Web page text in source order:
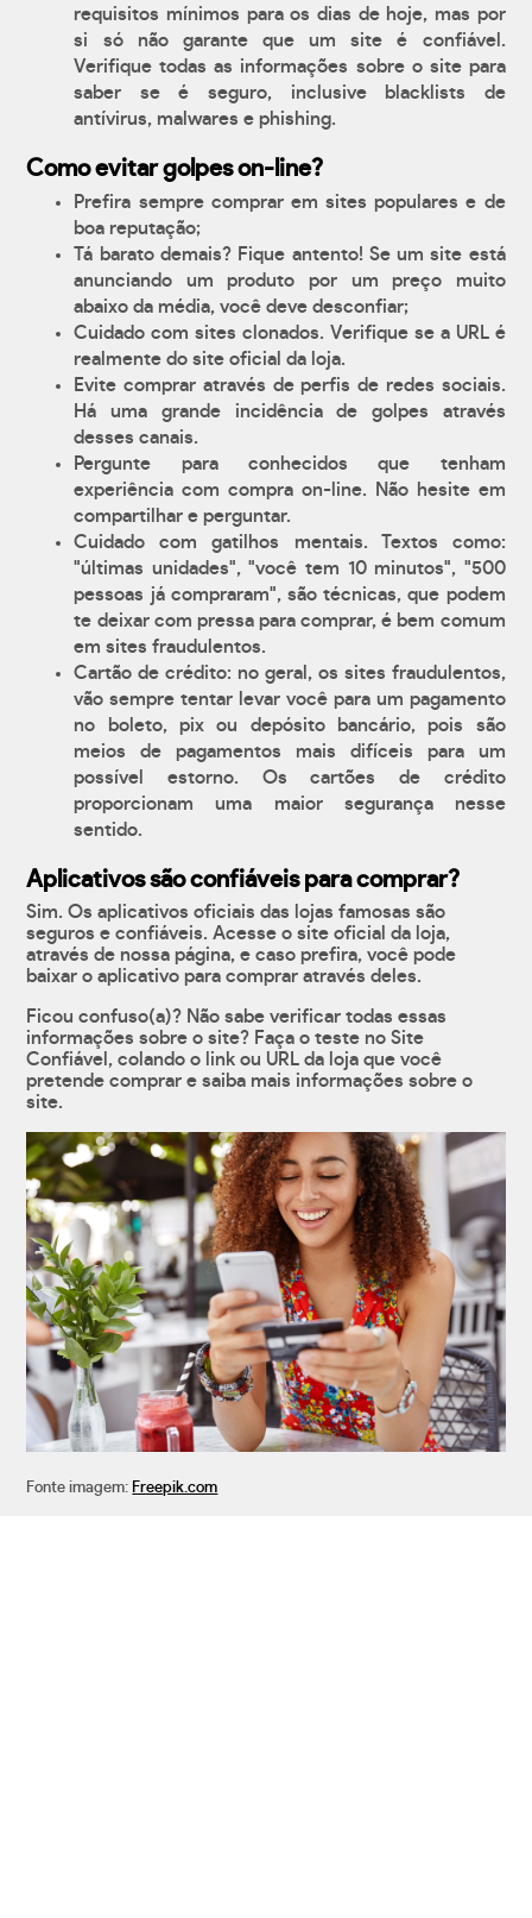
requisitos mínimos para os dias de hoje, mas por
si só não garante que um site é confiável.
Verifique todas as informações sobre o site para
saber se é seguro, inclusive blacklists de
antívirus, malwares e phishing.
Como evitar golpes on-line?
Prefira sempre comprar em sites populares e de
boa reputação;
Tá barato demais? Fique antento! Se um site está
anunciando um produto por um preço muito
abaixo da média, você deve desconfiar;
Cuidado com sites clonados. Verifique se a URL é
realmente do site oficial da loja.
Evite comprar através de perfis de redes sociais.
Há uma grande incidência de golpes através
desses canais.
Pergunte para conhecidos que tenham
experiência com compra on-line. Não hesite em
compartilhar e perguntar.
Cuidado com gatilhos mentais. Textos como:
"últimas unidades", "você tem 10 minutos", "500
pessoas já compraram", são técnicas, que podem
te deixar com pressa para comprar, é bem comum
em sites fraudulentos.
Cartão de crédito: no geral, os sites fraudulentos,
vão sempre tentar levar você para um pagamento
no boleto, pix ou depósito bancário, pois são
meios de pagamentos mais difíceis para um
possível estorno. Os cartões de crédito
proporcionam uma maior segurança nesse
sentido.
Aplicativos são confiáveis para comprar?
Sim. Os aplicativos oficiais das lojas famosas são
seguros e confiáveis. Acesse o site oficial da loja,
através de nossa página, e caso prefira, você pode
baixar o aplicativo para comprar através deles.
Ficou confuso(a)? Não sabe verificar todas essas
informações sobre o site? Faça o teste no Site
Confiável, colando o link ou URL da loja que você
pretende comprar e saiba mais informações sobre o
site.
Fonte imagem: Freepik.com